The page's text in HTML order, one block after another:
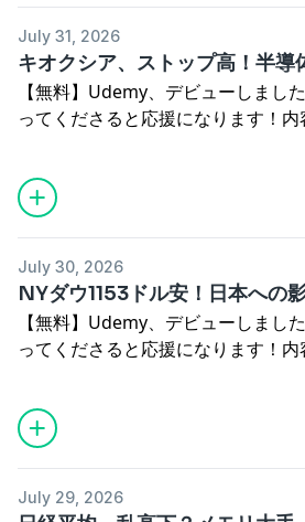
首都圏の2流大学で学校にも行かず
な堕落した生活が災いして就職活動
かわらず志望の銀行に全部落ちて、
う理由で証券会社に就職。証券会社
えなくバブルは崩壊。大学時代の
転、メチャクチャ体育会系の会社
１日150軒の飛び込み訪問、またあ
器を手に縛り付けてテレアポ。シ
たものの、無知な顧客にノルマ達成
業に嫌気が差して退社。金融機関の
融商品を押し付けている実態に愕然
の思いは捨てきれず、後に保険代理
者」「税対策」で初年度から生保
相場好きが行き過ぎて元外資系証
プロのトレーダーを目指す。投資
引、先物、オプション、FX、CFD
ステムトレードで詐欺まがいの被害
ストアカの初回クーポンです。↓
academy.com/friend_invites/
フィール 投資アドバイザー、元証
ダー、現役FP。主な取得資格歴 ・
認定FP・2級FP技能士・長期積立
績など現在まで約6000人以上に投
葬儀会社タイアップセミナー エン
方・東証一部上場通販会社 女性の
首都圏の2流大学で学校にも行かず
な堕落した生活が災いして就職活動
かわらず志望の銀行に全部落ちて、
う理由で証券会社に就職。証券会社
えなくバブルは崩壊。大学時代の
転、メチャクチャ体育会系の会社
１日150軒の飛び込み訪問、またあ
器を手に縛り付けてテレアポ。シ
たものの、無知な顧客にノルマ達成
業に嫌気が差して退社。金融機関の
ス。おススメ再生速度1.5～2倍投資
響がありそうなニュースを選んでい
す！番組へのメッセージはこちら
https://marshmallow-qa.com/
中心にやっています。↓ https://
academy.com/steachers/559284?
ストアカの初回クーポンです。↓
academy.com/friend_invites/
フィール 投資アドバイザー、元証
ダー、現役FP。主な取得資格歴 ・
認定FP・2級FP技能士・長期積立
績など現在まで約6000人以上に投
葬儀会社タイアップセミナー エン
方・東証一部上場通販会社 女性の
首都圏の2流大学で学校にも行かず
タップ→Aa→その他→アシストリー
まで上げられます。kindle出版デビ
で「オンラインFP」で検索か下記
くて「副業」関連なので興味がない
https://amzn.to/3Uyl6Yt【引越し
ン・ファイナンシャルプランナー
んさんです。短時間でサクッと学
ス。おススメ再生速度1.5～2倍投資
響がありそうなニュースを選んでい
す！番組へのメッセージはこちら
https://marshmallow-qa.com/
中心にやっています。↓ https://
academy.com/steachers/559284?
ストアカの初回クーポンです。↓
す）↓※音が出ます。
https://vimeo.com/1059374855/
ーーーーーーーーーー
【今日のトピック】
・ビッグテックからメモリ大手へ
・JAL保険サービスが業法違反？
・インデックス・ファンド50周年
いいとは限らない！？闘病記を書
ル：大腸切除闘病日記↓ https://
み上げ推奨】最近のkindleアプリに
ています。本を開いて上部タップ
リーダーをオン 3.5倍速まで上げ
デビュー作です。Amazonで「オン
い方はご注意ください。タイトル：
FP副業術！↓ https://amzn.to/
た】元証券マン・ファイナンシャ
バイザーのしんさんです。短時間で
July 31, 2026
キオクシア、ストップ高！半導
【無料】Udemy、デビューしまし
ってくださると応援になります！
の方はこちらが受講生用アカウン
す）↓※音が出ます。
https://vimeo.com/1059374855/
ーーーーーーーーーー
【今日のトピック】
・ワールドカップを売却？FIFA方
・キオクシア、ストップ高！半導
を書いてみました。タイトル：大
https://amzn.to/40PF0SQ【読み上
アプリには読み上げ機能が付いてい
July 30, 2026
NYダウ1153ドル安！日本への
【無料】Udemy、デビューしまし
ってくださると応援になります！
の方はこちらが受講生用アカウン
す）↓※音が出ます。
July 29, 2026